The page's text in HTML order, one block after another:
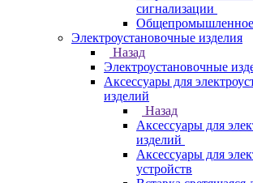
сигнализации
Общепромышленное
Электроустановочные изделия
Назад
Электроустановочные
Аксессуары для
изделий
Назад
Аксессуары для
изделий
Аксессуары для
устройств